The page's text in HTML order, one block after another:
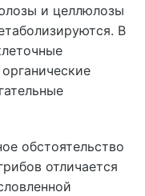
и целлюлозы
В
обстоятельство
отличается